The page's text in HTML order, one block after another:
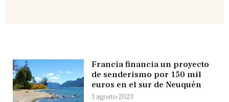
Francia financia un proyecto
de senderismo por 150 mil
euros en el sur de Neuquén
1 agosto 2023